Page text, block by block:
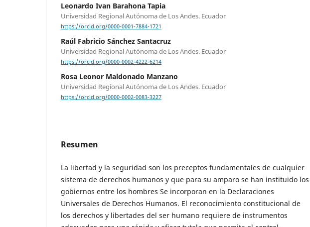
Leonardo Ivan Barahona Tapia
Universidad Regional Autónoma de Los Andes. Ecuador
https://orcid.org/0000-0001-7884-1721
Raúl Fabricio Sánchez Santacruz
Universidad Regional Autónoma de Los Andes. Ecuador
https://orcid.org/0000-0002-4222-6214
Rosa Leonor Maldonado Manzano
Universidad Regional Autónoma de Los Andes. Ecuador
https://orcid.org/0000-0002-0083-3227
Resumen
La libertad y la seguridad son los preceptos fundamentales de cualquier
sistema de derechos humanos y que para su amparo se han instituido los
gobiernos entre los hombres Se incorporan en la Declaraciones
Universales de Derechos Humanos. El reconocimiento constitucional de
los derechos y libertades del ser humano requiere de instrumentos